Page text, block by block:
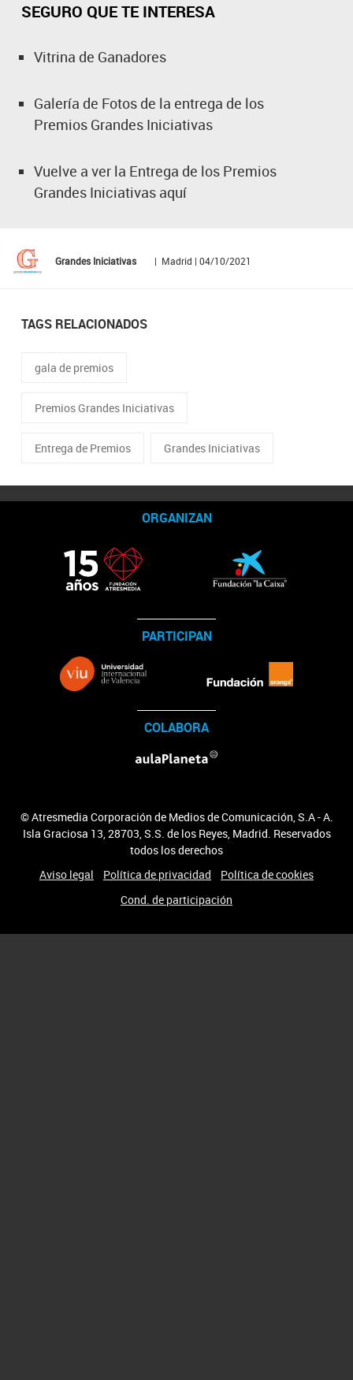
SEGURO QUE TE INTERESA
Vitrina de Ganadores
Galería de Fotos de la entrega de los
Premios Grandes Iniciativas
Vuelve a ver la Entrega de los Premios
Grandes Iniciativas aquí
Grandes Iniciativas | Madrid | 04/10/2021
TAGS RELACIONADOS
gala de premios
Premios Grandes Iniciativas
Entrega de Premios Grandes Iniciativas
ORGANIZAN
PARTICIPAN
COLABORA
© Atresmedia Corporación de Medios de Comunicación, S.A - A.
Isla Graciosa 13, 28703, S.S. de los Reyes, Madrid. Reservados
todos los derechos
Aviso legal
Política de privacidad
Política de cookies
Cond. de participación